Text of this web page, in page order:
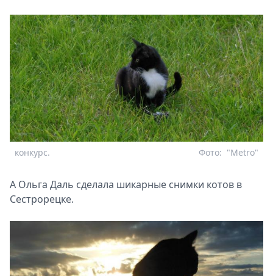
конкурс. "Metro"
Фото:
А Ольга Даль сделала шикарные снимки котов в
Сестрорецке.